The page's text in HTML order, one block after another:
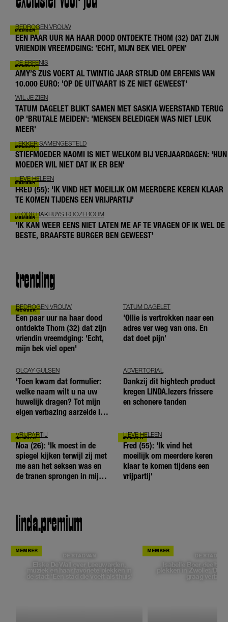
BEDROGEN VROUW
EEN PAAR UUR NA HAAR DOOD ONTDEKTE THOM (32) DAT ZIJN
VRIENDIN VREEMDGING: 'ECHT, MIJN BEK VIEL OPEN'
DE ERFENIS
AMY’S ZUS VOERT AL TWINTIG JAAR STRIJD OM ERFENIS VAN
10.000 EURO: 'OP DE UITVAART IS ZE NIET GEWEEST'
WIL JE ZIEN
TATUM DAGELET BLIKT SAMEN MET SASKIA WEERSTAND TERUG
OP 'BRUTALE MEIDEN': 'MENSEN BELEDIGEN WAS NIET LEUK
MEER'
LEKKER SAMENGESTELD
STIEFMOEDER NAOMI IS NIET WELKOM BIJ VERJAARDAGEN: 'HUN
MOEDER WIL NIET DAT IK ER BEN'
LIEVE HELEEN
FRED (55): 'IK VIND HET MOEILIJK OM MEERDERE KEREN KLAAR
TE KOMEN TIJDENS EEN VRIJPARTIJ'
FLOOR BAKHUYS ROOZEBOOM
'IK KAN WEER EENS NIET LATEN ME AF TE VRAGEN OF IK WEL DE
BESTE, BRAAFSTE BURGER BEN GEWEEST'
trending
BEDROGEN VROUW
Een paar uur na haar dood
ontdekte Thom (32) dat zijn
vriendin vreemdging: 'Echt,
mijn bek viel open'
TATUM DAGELET
'Ollie is vertrokken naar een
adres ver weg van ons. En
dat doet pijn’
OLCAY GULSEN
'Toen kwam dat formulier:
welke naam wilt u na uw
huwelijk dragen? Tot mijn
eigen verbazing aarzelde ik
ADVERTORIAL
Dankzij dit hightech product
kregen LINDA.lezers frissere
en schonere tanden
VRIJPARTIJ
Noa (26): 'Ik moest in de
spiegel kijken terwijl zij met
me aan het seksen was en
de tranen sprongen in mijn
LIEVE HELEEN
Fred (55): 'Ik vind het
moeilijk om meerdere keren
klaar te komen tijdens een
vrijpartij'
linda.premium
DE STAD VAN
Elske DeWall over Leeuwarden,
muziek en haar favoriete plekken in
de stad: 'Een stad die voelt als thuis'
Isabelle Boer deelt
plekken in Zwolle:
graag